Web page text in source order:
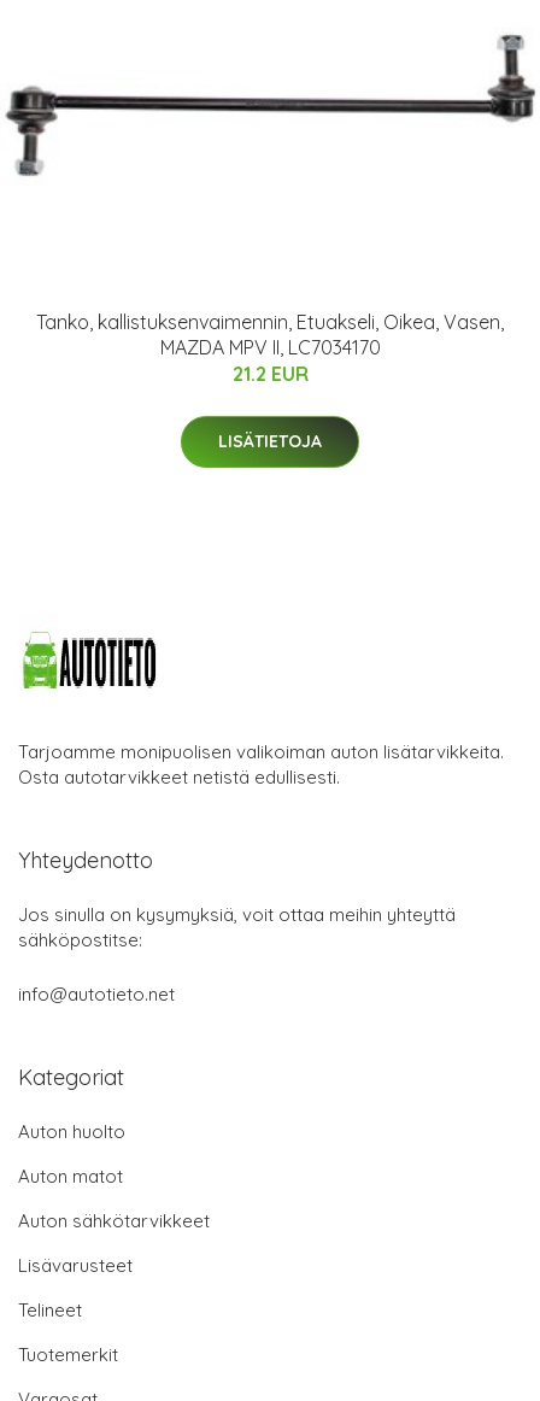
Tanko, kallistuksenvaimennin, Etuakseli, Oikea, Vasen,
MAZDA MPV II, LC7034170
21.2 EUR
LISÄTIETOJA
Tarjoamme monipuolisen valikoiman auton lisätarvikkeita.
Osta autotarvikkeet netistä edullisesti.
Yhteydenotto
Jos sinulla on kysymyksiä, voit ottaa meihin yhteyttä
sähköpostitse:
info@autotieto.net
Kategoriat
Auton huolto
Auton matot
Auton sähkötarvikkeet
Lisävarusteet
Telineet
Tuotemerkit